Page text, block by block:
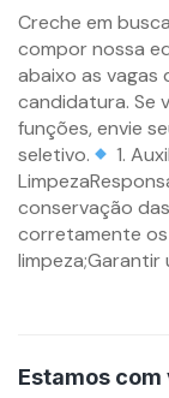
Creche em
compor nossa
abaixo as vagas
candidatura. Se
funções, envie
seletivo.
1.
conservação
corretamente
limpeza;Garantir
Estamos